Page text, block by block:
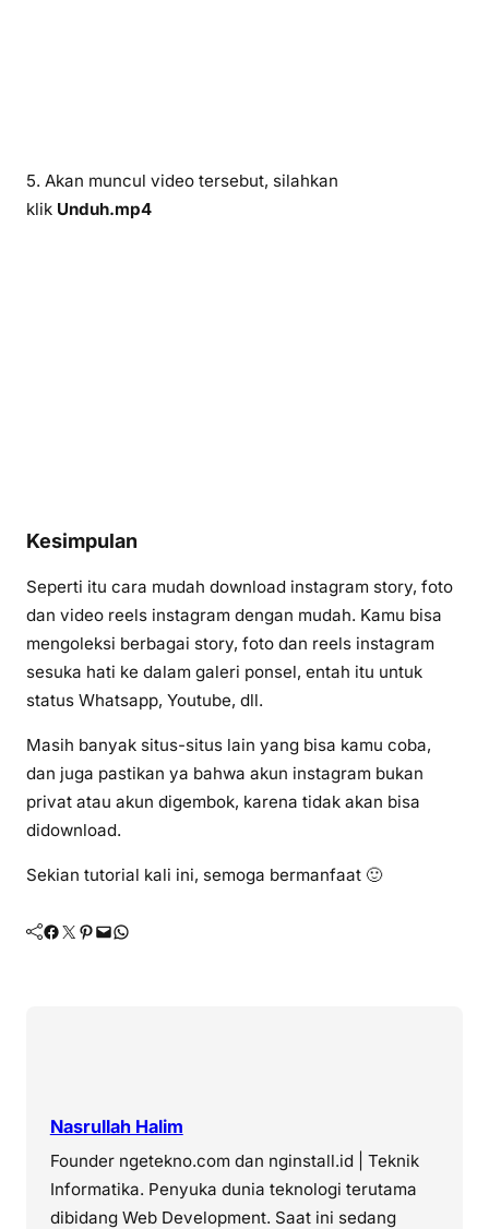
5. Akan muncul video tersebut, silahkan
klik Unduh.mp4
Kesimpulan
Seperti itu cara mudah download instagram story, foto
dan video reels instagram dengan mudah. Kamu bisa
mengoleksi berbagai story, foto dan reels instagram
sesuka hati ke dalam galeri ponsel, entah itu untuk
status Whatsapp, Youtube, dll.
Masih banyak situs-situs lain yang bisa kamu coba,
dan juga pastikan ya bahwa akun instagram bukan
privat atau akun digembok, karena tidak akan bisa
didownload.
Sekian tutorial kali ini, semoga bermanfaat 🙂
Facebook Twitter Pinterest Mail WhatsApp
Nasrullah Halim
Founder ngetekno.com dan nginstall.id | Teknik
Informatika. Penyuka dunia teknologi terutama
dibidang Web Development. Saat ini sedang